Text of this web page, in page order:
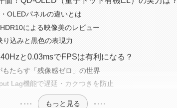
OLEDパネルの違いとは
による映像美のレビュー
込みと黒色の表現力
と0.03msでFPSは有利になる？
たらす「残像感ゼロ」の世界
Lag機能で遅延・カクつきを防止
もっと見る